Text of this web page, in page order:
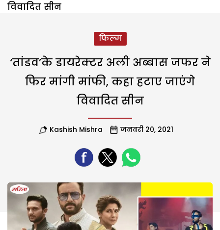
विवादित सीन
फिल्म
‘तांडव’के डायरेक्टर अली अब्बास जफर ने
फिर मांगी मांफी, कहा हटाए जाएंगे
विवादित सीन
Kashish Mishra जनवरी 20, 2021